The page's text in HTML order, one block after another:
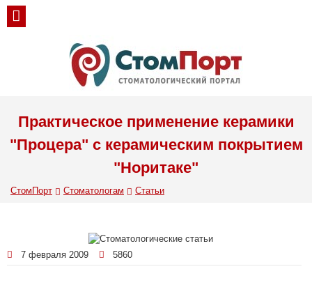
Практическое применение керамики
"Процера" с керамическим покрытием
"Норитаке"
СтомПорт Стоматологам Статьи
7 февраля 2009 5860